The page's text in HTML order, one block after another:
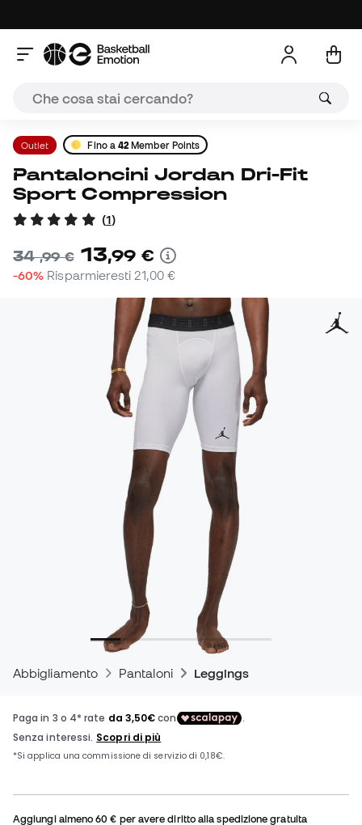
Outlet Fino a42 Member Points
Pantaloncini Jordan Dri-Fit
Sport Compression
(1)
34,99 € 13,99 €
-60% Risparmieresti 21,00 €
Abbigliamento Pantaloni Leggings
Aggiungi almeno60 € per avere diritto alla spedizione gratuita